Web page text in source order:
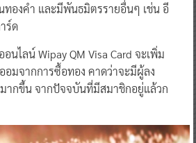
ทองคำ และมีพันธมิตรรายอื่นๆ เช่น อี
ร์ด
ไลน์ Wipay QM Visa Card จะเพิ่ม
อมจากการซื้อทอง คาดว่าจะมีผู้ลง
ากขึ้น จากปัจจบันที่มีสมาชิกอยู่แล้วก